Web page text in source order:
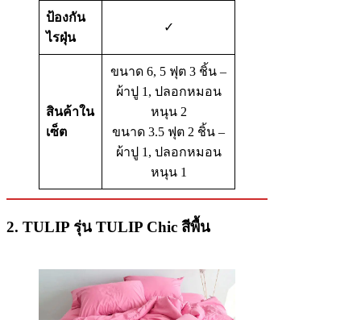
ป้องกัน
ไรฝุ่น
✓
สินค้าใน
เซ็ต
ขนาด 6, 5 ฟุต 3 ชิ้น –
ผ้าปู 1, ปลอกหมอน
หนุน 2
ขนาด 3.5 ฟุต 2 ชิ้น –
ผ้าปู 1, ปลอกหมอน
หนุน 1
2. TULIP รุ่น TULIP Chic สีพื้น